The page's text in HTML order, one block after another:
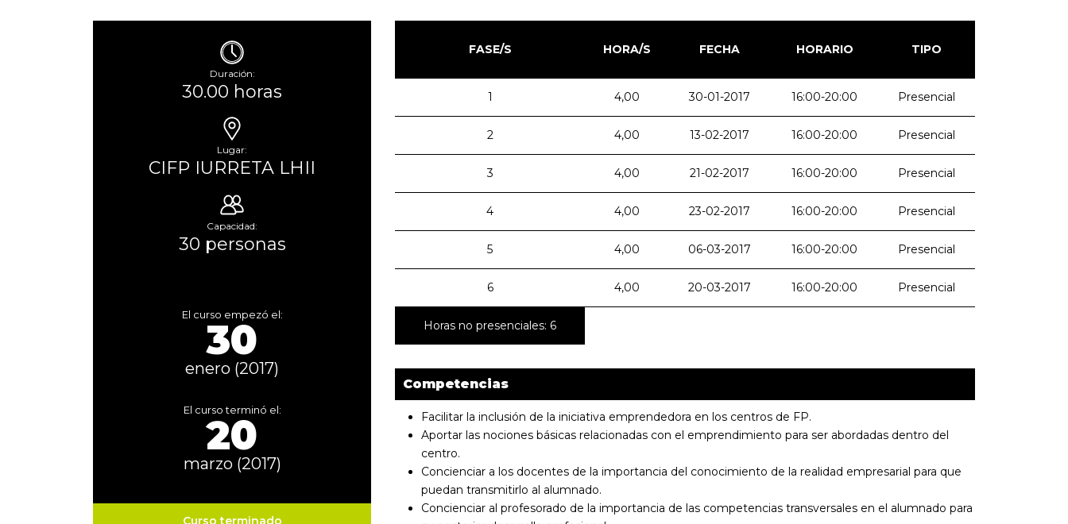
Duración:
30.00 horas
Lugar:
CIFP IURRETA LHII
Capacidad:
30 personas
El curso empezó el:
30
enero (2017)
El curso terminó el:
20
marzo (2017)
Curso terminado
FASE/S HORA/S FECHA HORARIO TIPO
1 4,00 30-01-2017 16:00-20:00 Presencial
2 4,00 13-02-2017 16:00-20:00 Presencial
3 4,00 21-02-2017 16:00-20:00 Presencial
4 4,00 23-02-2017 16:00-20:00 Presencial
5 4,00 06-03-2017 16:00-20:00 Presencial
6 4,00 20-03-2017 16:00-20:00 Presencial
Horas no presenciales: 6
Competencias
Facilitar la inclusión de la iniciativa emprendedora en los centros de FP.
Aportar las nociones básicas relacionadas con el emprendimiento para ser abordadas dentro del
centro.
Concienciar a los docentes de la importancia del conocimiento de la realidad empresarial para que
puedan transmitirlo al alumnado.
Concienciar al profesorado de la importancia de las competencias transversales en el alumnado para